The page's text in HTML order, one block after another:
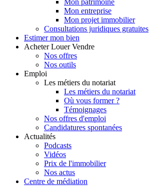
Mon entreprise
Mon projet immobilier
Consultations juridiques gratuites
Estimer mon bien
Acheter Louer Vendre
Nos offres
Nos outils
Emploi
Les métiers du notariat
Les métiers du notariat
Où vous former ?
Témoignages
Nos offres d'emploi
Candidatures spontanées
Actualités
Podcasts
Vidéos
Prix de l'immobilier
Nos actus
Centre de médiation